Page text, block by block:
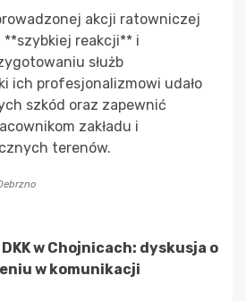
akcji ratowniczej
**szybkiej reakcji** i
służb
ich profesjonalizmowi udało
szkód oraz zapewnić
zakładu i
terenów.
w Chojnicach: dyskusja o
w komunikacji